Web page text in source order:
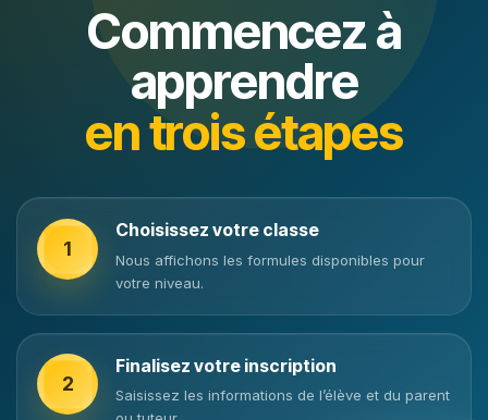
Commencez à
apprendre
en trois étapes
1
Choisissez votre classe
Nous affichons les formules disponibles pour
votre niveau.
2
Finalisez votre inscription
Saisissez les informations de l’élève et du parent